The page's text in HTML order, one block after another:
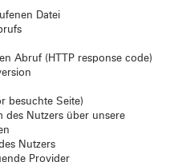
Datei
Abruf (HTTP response code)
besuchte Seite)
des Nutzers über unsere
Nutzers
Provider